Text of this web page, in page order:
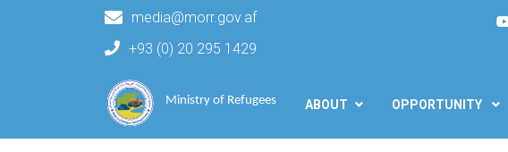
Ministry of Refugees
media@morr.gov.af
+93 (0) 20 295 1429
Main navigation
ABOUT OPPORTUNITY